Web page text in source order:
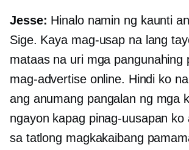
Jesse: Hinalo namin ng kaunti
Sige. Kaya mag-usap na lang
mataas na urimga pangunahing
mag-advertise online. Hindi ko
ang anumang pangalan ng mga
ngayon kapag pinag-uusapan ko
sa tatlong magkakaibang